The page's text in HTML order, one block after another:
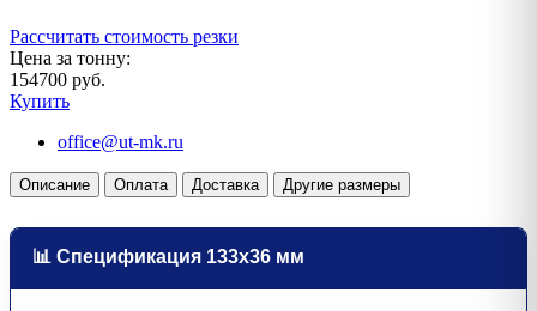
Рассчитать стоимость резки
Цена за тонну:
154700 руб.
Купить
office@ut-mk.ru
Описание Оплата Доставка Другие размеры
📊 Спецификация 133х36 мм